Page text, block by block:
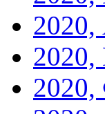
2020,
2020,